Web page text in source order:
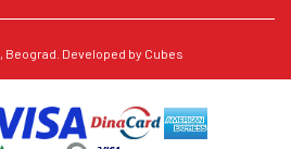
, Beograd. Developed by Cubes